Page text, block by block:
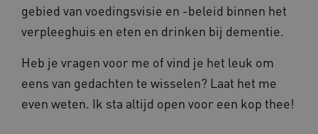
gebied van voedingsvisie en -beleid binnen het
verpleeghuis en eten en drinken bij dementie.
Heb je vragen voor me of vind je het leuk om
eens van gedachten te wisselen? Laat het me
even weten. Ik sta altijd open voor een kop thee!